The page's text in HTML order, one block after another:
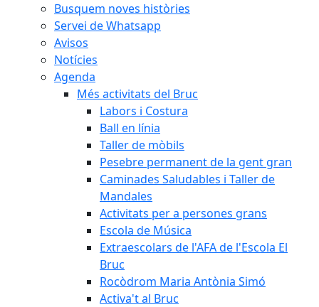
Busquem noves històries
Servei de Whatsapp
Avisos
Notícies
Agenda
Més activitats del Bruc
Labors i Costura
Ball en línia
Taller de mòbils
Pesebre permanent de la gent gran
Caminades Saludables i Taller de
Mandales
Activitats per a persones grans
Escola de Música
Extraescolars de l'AFA de l'Escola El
Bruc
Rocòdrom Maria Antònia Simó
Activa't al Bruc